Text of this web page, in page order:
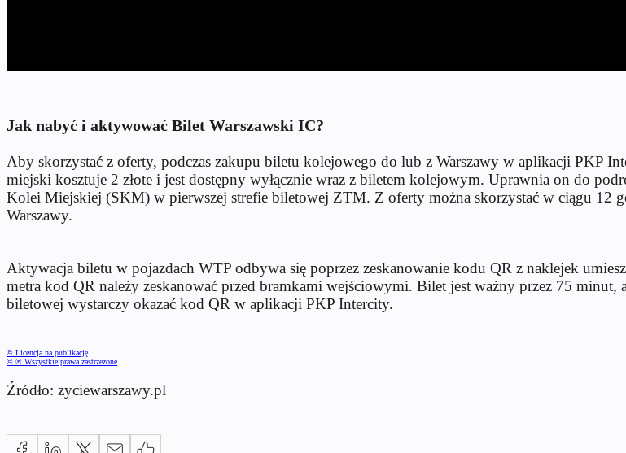
Jak nabyć i aktywować Bilet Warszawski IC?
Aby skorzystać z oferty, podczas zakupu biletu kolejowego do lub z Warszawy w aplikacji PKP
miejski kosztuje 2 złote i jest dostępny wyłącznie wraz z biletem kolejowym. Uprawnia on do
Kolei Miejskiej (SKM) w pierwszej strefie biletowej ZTM. Z oferty można skorzystać w ciągu 12
Warszawy.
Aktywacja biletu w pojazdach WTP odbywa się poprzez zeskanowanie kodu QR z naklejek
metra kod QR należy zeskanować przed bramkami wejściowymi. Bilet jest ważny przez 75
biletowej wystarczy okazać kod QR w aplikacji PKP Intercity.
© Licencja na publikację
© ℗ Wszystkie prawa zastrzeżone
Źródło: zyciewarszawy.pl